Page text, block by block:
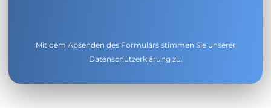
Mit dem Absenden des Formulars stimmen Sie unserer
Datenschutzerklärung zu.